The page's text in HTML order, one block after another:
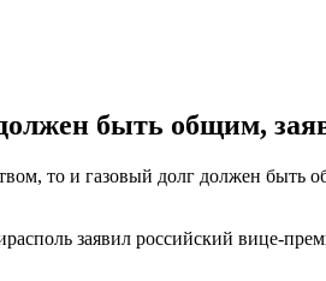
быть общим,
то и газовый долг должен быть
заявил российский вице-